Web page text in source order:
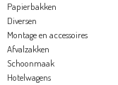
Papierbakken
Diversen
Montage en accessoires
Afvalzakken
Schoonmaak
Hotelwagens